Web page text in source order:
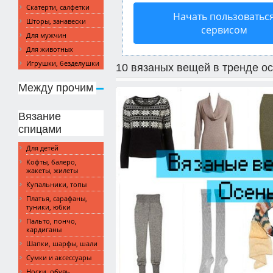
Скатерти, салфетки
Шторы, занавески
Для мужчин
Для животных
Игрушки, безделушки
Между прочим
Вязание
спицами
Для детей
Кофты, балеро,
жакеты, жилеты
Купальники, топы
Платья, сарафаны,
туники, юбки
Пальто, пончо,
кардиганы
Шапки, шарфы, шали
Сумки и аксессуары
Начать
сервисом
10 вязаных вещей в тренде